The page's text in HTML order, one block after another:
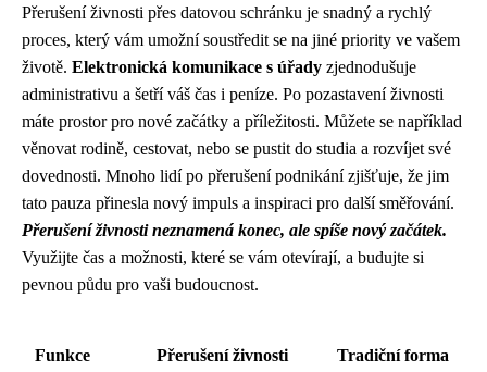
Přerušení živnosti přes datovou schránku je snadný a rychlý
proces, který vám umožní soustředit se na jiné priority ve vašem
životě. Elektronická komunikace s úřady zjednodušuje
administrativu a šetří váš čas i peníze. Po pozastavení živnosti
máte prostor pro nové začátky a příležitosti. Můžete se například
věnovat rodině, cestovat, nebo se pustit do studia a rozvíjet své
dovednosti. Mnoho lidí po přerušení podnikání zjišťuje, že jim
tato pauza přinesla nový impuls a inspiraci pro další směřování.
Přerušení živnosti neznamená konec, ale spíše nový začátek.
Využijte čas a možnosti, které se vám otevírají, a budujte si
pevnou půdu pro vaši budoucnost.
Funkce
Přerušení živnosti
Tradiční forma